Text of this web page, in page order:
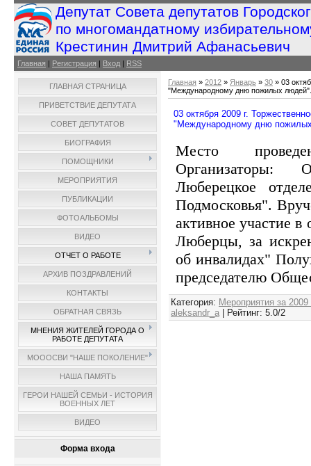
Депутат Совета депутатов
по многомандатному
Крестинин Дмитрий Афанасьевич
Главная | Регистрация | Вход | RSS
ГЛАВНАЯ СТРАНИЦА
ПРИВЕТСТВИЕ ДЕПУТАТА
СОВЕТ ДЕПУТАТОВ
БИОГРАФИЯ
ПОМОЩНИКИ
МЕРОПРИЯТИЯ
ПУБЛИКАЦИИ
ФОТОАЛЬБОМЫ
ВИДЕО
ОТЧЕТ О РАБОТЕ
АРХИВ ПОЗДРАВЛЕНИЙ
КОНТАКТЫ
ОБРАТНАЯ СВЯЗЬ
МНЕНИЯ ЖИТЕЛЕЙ ГОРОДА О
РАБОТЕ ДЕПУТАТА
МОООСВИ "НАШЕ ПОКОЛЕНИЕ"
НАША ПАМЯТЬ
ГЕРОИ НАШЕЙ СЕМЬИ - ИСТОРИЯ
ВОЕННЫХ ЛЕТ
ВИДЕО
Форма входа
Главная » 2012 » Январь » 30 » 03
"Международному дню пожилых людей".
03 октября 2009 г.
"Международному дню
Место
Люберецкое
Подмосковья".
активное участие
Люберцы, за
об инвалидах"
председателю
Категория: Мероприятия за 2009
aleksandr_a | Рейтинг: 5.0/2